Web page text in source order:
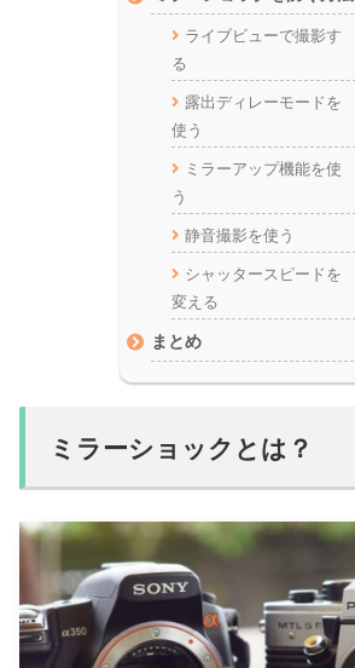
ライブビューで撮影す
る
露出ディレーモードを
使う
ミラーアップ機能を使
う
静音撮影を使う
シャッタースピードを
変える
まとめ
ミラーショックとは？